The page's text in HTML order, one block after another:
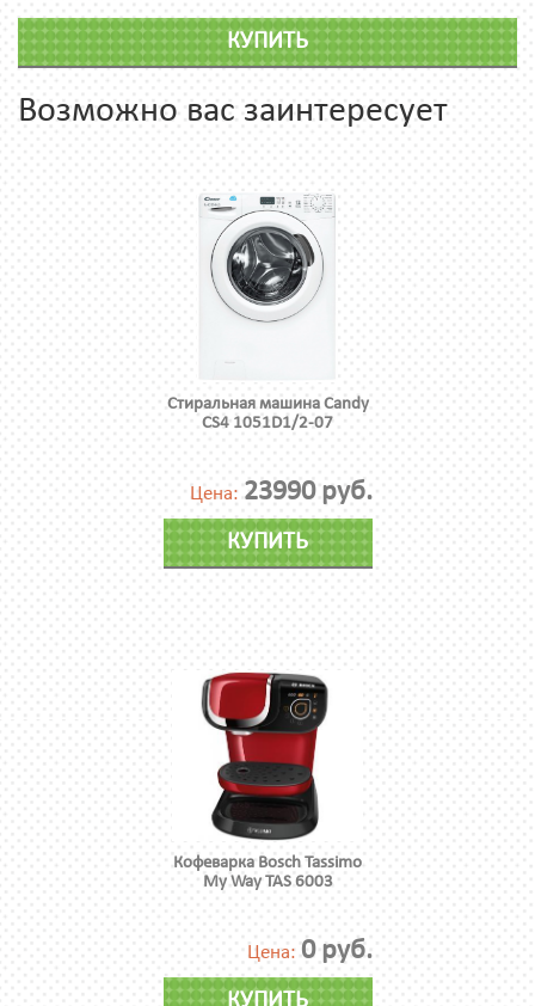
КУПИТЬ
Возможно вас заинтересует
Стиральная машина Candy
CS4 1051D1/2-07
Цена: 23990 руб.
КУПИТЬ
Кофеварка Bosch Tassimo
My Way TAS 6003
Цена: 0 руб.
КУПИТЬ